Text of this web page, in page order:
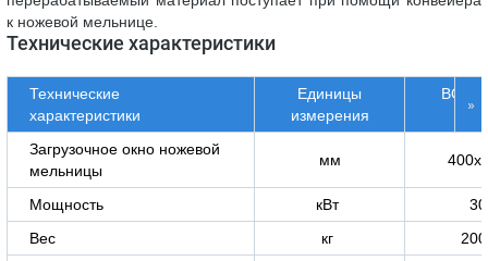
к ножевой мельнице.
Технические характеристики
Технические
характеристики
»
Единицы
измерения
Загрузочное окно ножевой
мельницы
мм
Мощность кВт
30
Вес
кг